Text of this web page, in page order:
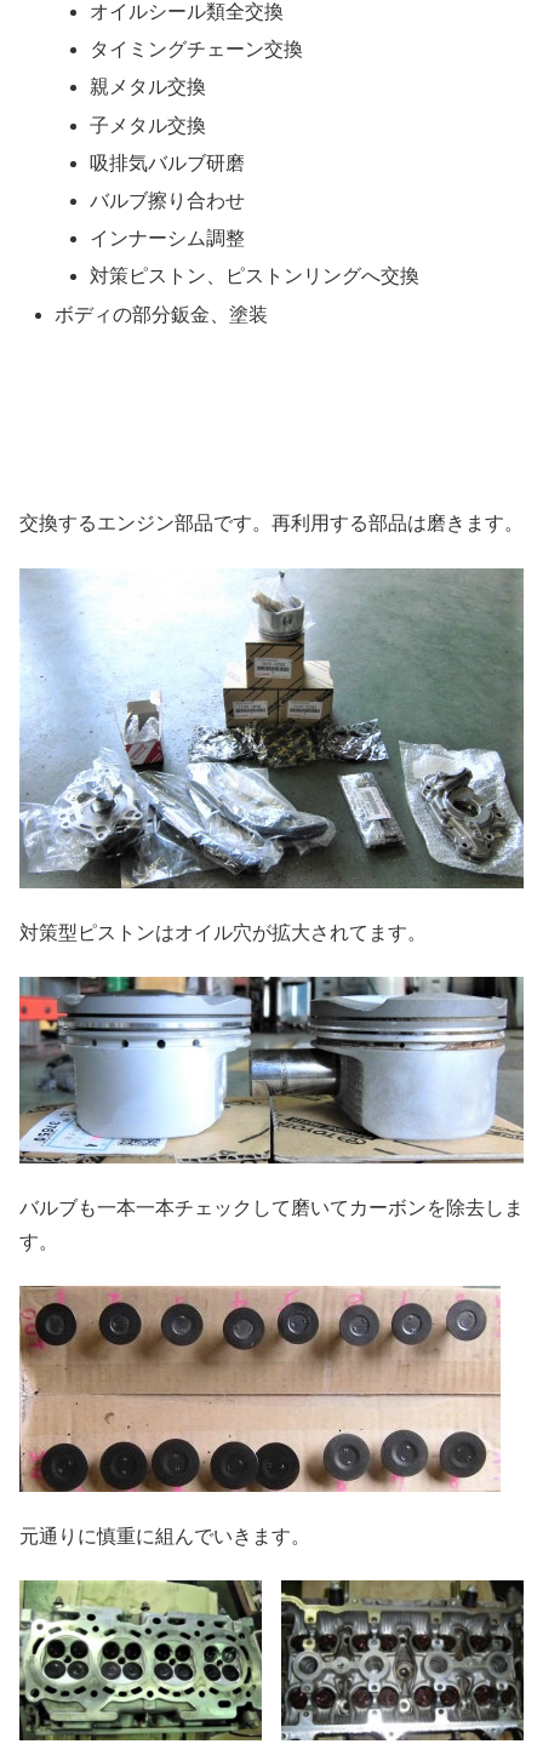
オイルシール類全交換
タイミングチェーン交換
親メタル交換
子メタル交換
吸排気バルブ研磨
バルブ擦り合わせ
インナーシム調整
対策ピストン、ピストンリングへ交換
ボディの部分鈑金、塗装
交換するエンジン部品です。再利用する部品は磨きます。
対策型ピストンはオイル穴が拡大されてます。
バルブも一本一本チェックして磨いてカーボンを除去しま
す。
元通りに慎重に組んでいきます。